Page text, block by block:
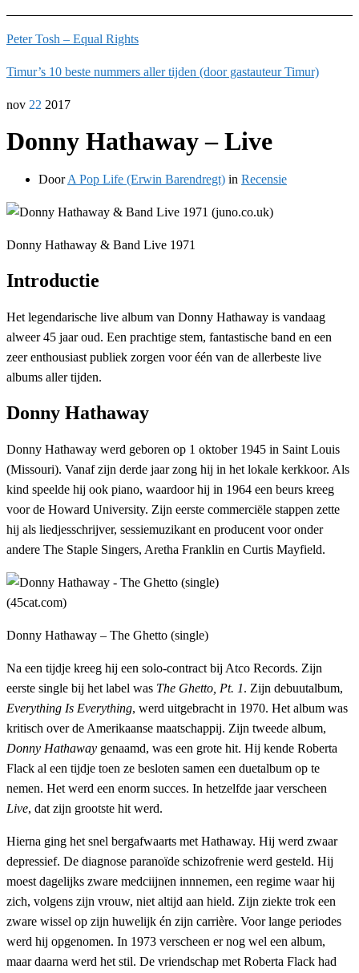
Peter Tosh – Equal Rights
Timur’s 10 beste nummers aller tijden (door gastauteur Timur)
nov 22 2017
Donny Hathaway – Live
DoorA Pop Life (Erwin Barendregt) in Recensie
Donny Hathaway & Band Live 1971
Introductie
Het legendarische live album van Donny Hathaway is vandaag
alweer 45 jaar oud. Een prachtige stem, fantastische band en een
zeer enthousiast publiek zorgen voor één van de allerbeste live
albums aller tijden.
Donny Hathaway
Donny Hathaway werd geboren op 1 oktober 1945 in Saint Louis
(Missouri). Vanaf zijn derde jaar zong hij in het lokale kerkkoor. Als
kind speelde hij ook piano, waardoor hij in 1964 een beurs kreeg
voor de Howard University. Zijn eerste commerciële stappen zette
hij als liedjesschrijver, sessiemuzikant en producent voor onder
andere The Staple Singers, Aretha Franklin en Curtis Mayfield.
Donny Hathaway – The Ghetto (single)
Na een tijdje kreeg hij een solo-contract bij Atco Records. Zijn
eerste single bij het label was The Ghetto, Pt. 1. Zijn debuutalbum,
Everything Is Everything, werd uitgebracht in 1970. Het album was
kritisch over de Amerikaanse maatschappij. Zijn tweede album,
Donny Hathaway genaamd, was een grote hit. Hij kende Roberta
Flack al een tijdje toen ze besloten samen een duetalbum op te
nemen. Het werd een enorm succes. In hetzelfde jaar verscheen
Live, dat zijn grootste hit werd.
Hierna ging het snel bergafwaarts met Hathaway. Hij werd zwaar
depressief. De diagnose paranoïde schizofrenie werd gesteld. Hij
moest dagelijks zware medciijnen innnemen, een regime waar hij
zich, volgens zijn vrouw, niet altijd aan hield. Zijn ziekte trok een
zware wissel op zijn huwelijk én zijn carrière. Voor lange periodes
werd hij opgenomen. In 1973 verscheen er nog wel een album,
maar daarna werd het stil. De vriendschap met Roberta Flack had